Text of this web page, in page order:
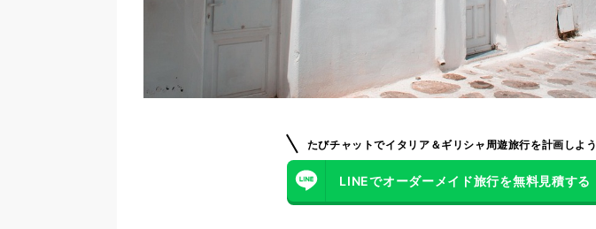
たびチャットでイタリア＆ギリシャ周遊旅行を計画しよう
LINEでオーダーメイド旅行を無料見積する